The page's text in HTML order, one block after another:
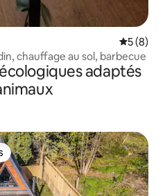
5 (8)
chauffage au sol, barbecue
adaptés
plus appréciés